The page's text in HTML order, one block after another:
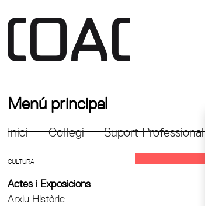
Menú principal
Inici Col·legi Suport Professional
CULTURA
Actes i Exposicions
Arxiu Històric